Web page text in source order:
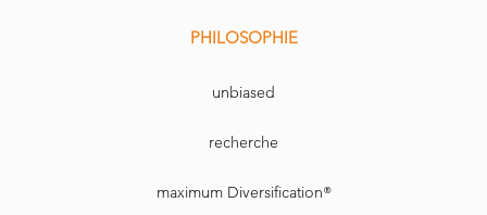
PHILOSOPHIE
unbiased
recherche
maximum Diversification®